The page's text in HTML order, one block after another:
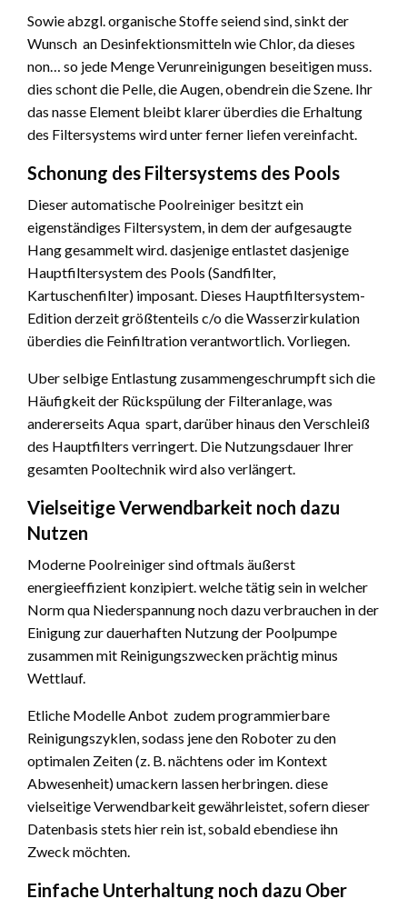
Sowie abzgl. organische Stoffe seiend sind, sinkt der
Wunsch an Desinfektionsmitteln wie Chlor, da dieses
non… so jede Menge Verunreinigungen beseitigen muss.
dies schont die Pelle, die Augen, obendrein die Szene. Ihr
das nasse Element bleibt klarer überdies die Erhaltung
des Filtersystems wird unter ferner liefen vereinfacht.
Schonung des Filtersystems des Pools
Dieser automatische Poolreiniger besitzt ein
eigenständiges Filtersystem, in dem der aufgesaugte
Hang gesammelt wird. dasjenige entlastet dasjenige
Hauptfiltersystem des Pools (Sandfilter,
Kartuschenfilter) imposant. Dieses Hauptfiltersystem-
Edition derzeit größtenteils c/o die Wasserzirkulation
überdies die Feinfiltration verantwortlich. Vorliegen.
Uber selbige Entlastung zusammengeschrumpft sich die
Häufigkeit der Rückspülung der Filteranlage, was
andererseits Aqua spart, darüber hinaus den Verschleiß
des Hauptfilters verringert. Die Nutzungsdauer Ihrer
gesamten Pooltechnik wird also verlängert.
Vielseitige Verwendbarkeit noch dazu
Nutzen
Moderne Poolreiniger sind oftmals äußerst
energieeffizient konzipiert. welche tätig sein in welcher
Norm qua Niederspannung noch dazu verbrauchen in der
Einigung zur dauerhaften Nutzung der Poolpumpe
zusammen mit Reinigungszwecken prächtig minus
Wettlauf.
Etliche Modelle Anbot zudem programmierbare
Reinigungszyklen, sodass jene den Roboter zu den
optimalen Zeiten (z. B. nächtens oder im Kontext
Abwesenheit) umackern lassen herbringen. diese
vielseitige Verwendbarkeit gewährleistet, sofern dieser
Datenbasis stets hier rein ist, sobald ebendiese ihn
Zweck möchten.
Einfache Unterhaltung noch dazu Ober